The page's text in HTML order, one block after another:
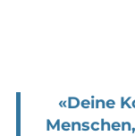
«Deine